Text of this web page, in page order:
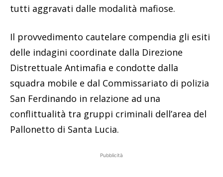
tutti aggravati dalle modalità mafiose.
Il provvedimento cautelare compendia gli esiti
delle indagini coordinate dalla Direzione
Distrettuale Antimafia e condotte dalla
squadra mobile e dal Commissariato di polizia
San Ferdinando in relazione ad una
conflittualità tra gruppi criminali dell’area del
Pallonetto di Santa Lucia.
Pubblicità